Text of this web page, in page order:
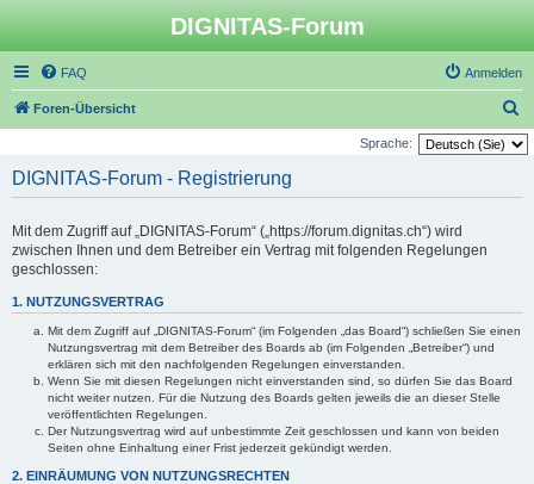
DIGNITAS-Forum
FAQ Anmelden
Foren-Übersicht
u
Sprache:
DIGNITAS-Forum - Registrierung
Mit dem Zugriff auf „DIGNITAS-Forum“ („https://forum.dignitas.ch“) wird
zwischen Ihnen und dem Betreiber ein Vertrag mit folgenden Regelungen
geschlossen:
1. NUTZUNGSVERTRAG
Mit dem Zugriff auf „DIGNITAS-Forum“ (im Folgenden „das Board“) schließen Sie einen
Nutzungsvertrag mit dem Betreiber des Boards ab (im Folgenden „Betreiber“) und
erklären sich mit den nachfolgenden Regelungen einverstanden.
Wenn Sie mit diesen Regelungen nicht einverstanden sind, so dürfen Sie das Board
nicht weiter nutzen. Für die Nutzung des Boards gelten jeweils die an dieser Stelle
veröffentlichten Regelungen.
Der Nutzungsvertrag wird auf unbestimmte Zeit geschlossen und kann von beiden
Seiten ohne Einhaltung einer Frist jederzeit gekündigt werden.
2. EINRÄUMUNG VON NUTZUNGSRECHTEN